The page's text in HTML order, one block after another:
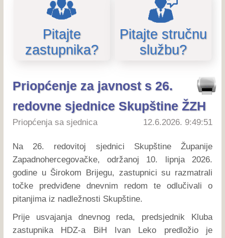
Pitajte
zastupnika?
Pitajte stručnu
službu?
Priopćenje za javnost s 26.
redovne sjednice Skupštine ŽZH
Priopćenja sa sjednica 12.6.2026. 9:49:51
Na 26. redovitoj sjednici Skupštine Županije
Zapadnohercegovačke, održanoj 10. lipnja 2026.
godine u Širokom Brijegu, zastupnici su razmatrali
točke predviđene dnevnim redom te odlučivali o
pitanjima iz nadležnosti Skupštine.
Prije usvajanja dnevnog reda, predsjednik Kluba
zastupnika HDZ-a BiH Ivan Leko predložio je